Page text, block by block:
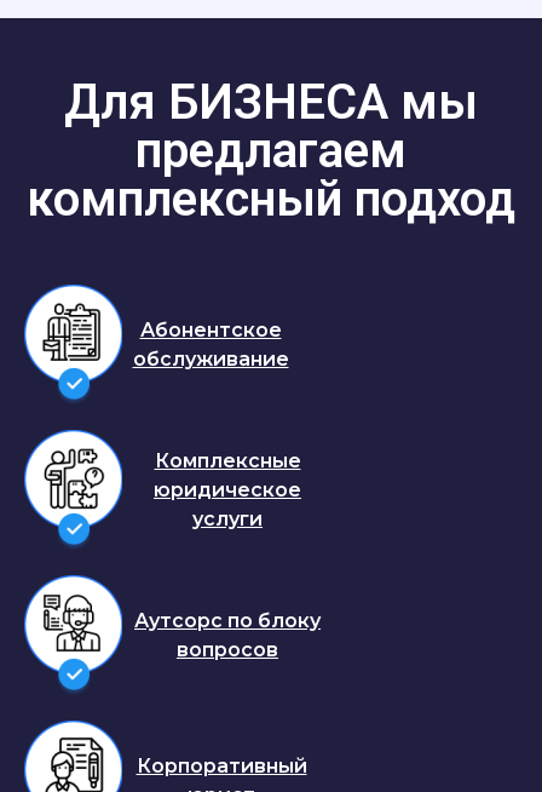
Для БИЗНЕСА мы
предлагаем
комплексный подход
Абонентское
обслуживание
Комплексные
юридическое
услуги
Аутсорс по блоку
вопросов
Корпоративный